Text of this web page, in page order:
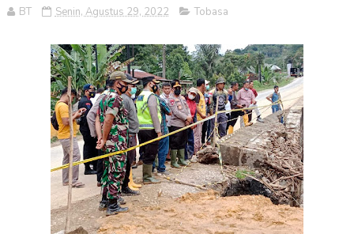
BT Senin, Agustus 29, 2022 Tobasa